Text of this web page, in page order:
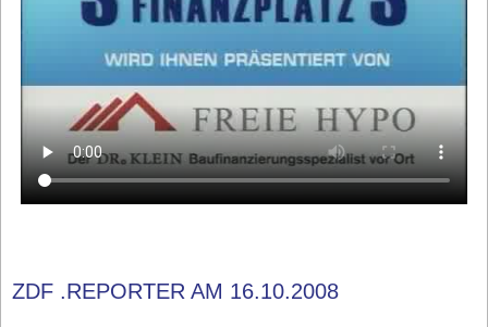
ZDF .REPORTER AM 16.10.2008